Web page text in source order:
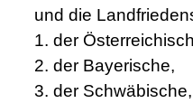
und die
1. der
2. der Bayerische,
3. der Schwäbische,